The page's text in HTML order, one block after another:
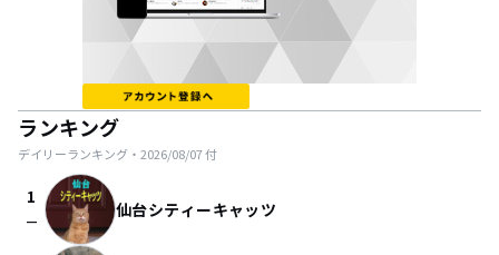
ランキング
デイリーランキング・ 2026/08/07付
1
check_indeterminate_small 仙台シティーキャッツ